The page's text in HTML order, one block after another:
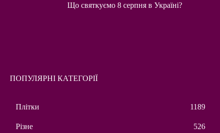
Що святкуємо 8 серпня в Україні?
ПОПУЛЯРНІ КАТЕГОРІЇ
Плітки 1189
Різне 526